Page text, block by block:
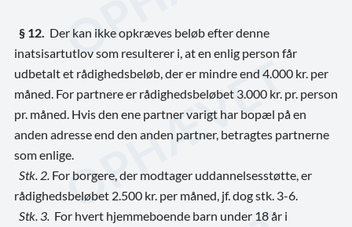
§ 12. Der kan ikke opkræves beløb efter denne
inatsisartutlov som resulterer i, at en enlig person får
udbetalt et rådighedsbeløb, der er mindre end 4.000 kr. per
måned. For partnere er rådighedsbeløbet 3.000 kr. pr. person
pr. måned. Hvis den ene partner varigt har bopæl på en
anden adresse end den anden partner, betragtes partnerne
som enlige.
Stk. 2. For borgere, der modtager uddannelsesstøtte, er
rådighedsbeløbet 2.500 kr. per måned, jf. dog stk. 3-6.
Stk. 3. For hvert hjemmeboende barn under 18 år i